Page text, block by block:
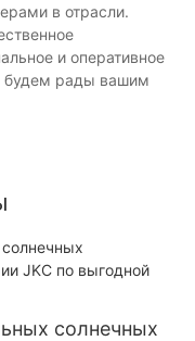
в отрасли.
и оперативное
будем рады вашим
солнечных